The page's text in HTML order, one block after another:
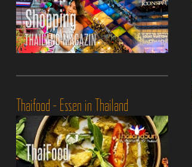
Thaifood - Essen in Thailand